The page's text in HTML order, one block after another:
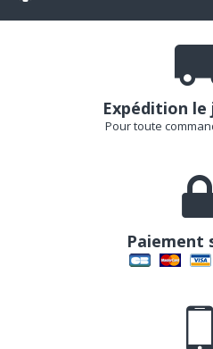
Expédition le
Pour toute
Paiement